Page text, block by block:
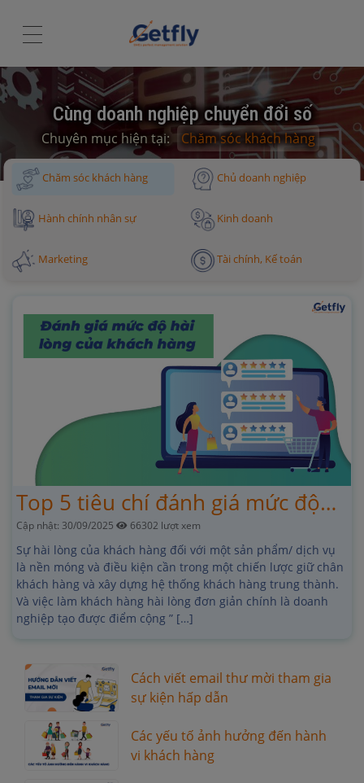
Cùng doanh nghiệp chuyển đổi số
Chuyên mục hiện tại: Chăm sóc khách hàng
Chăm sóc khách hàng Chủ doanh nghiệp
Hành chính nhân sự Kinh doanh
Marketing Tài chính, Kế toán
Top 5 tiêu chí đánh giá mức độ
hài lòng của khách hàng
Cập nhật: 30/09/2025 66302 lượt xem
Sự hài lòng của khách hàng đối với một sản phẩm/ dịch vụ
là nền móng và điều kiện cần trong một chiến lược giữ chân
khách hàng và xây dựng hệ thống khách hàng trung thành.
Và việc làm khách hàng hài lòng đơn giản chính là doanh
nghiệp tạo được điểm cộng ” […]
Cách viết email thư mời tham gia
sự kiện hấp dẫn
Các yếu tố ảnh hưởng đến hành
vi khách hàng